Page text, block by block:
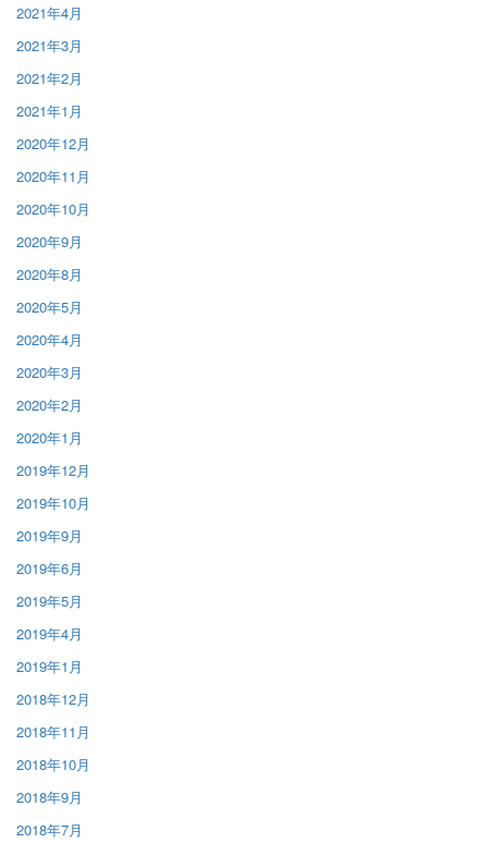
2021年4月
2021年3月
2021年2月
2021年1月
2020年12月
2020年11月
2020年10月
2020年9月
2020年8月
2020年5月
2020年4月
2020年3月
2020年2月
2020年1月
2019年12月
2019年10月
2019年9月
2019年6月
2019年5月
2019年4月
2019年1月
2018年12月
2018年11月
2018年10月
2018年9月
2018年7月